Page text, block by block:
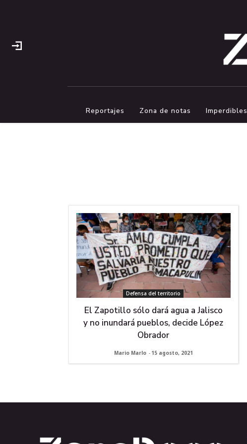
Reportajes Zona de notas Imperdibles
Defensa del territorio
El Zapotillo sólo dará agua a Jalisco
y no inundará pueblos, decide López
Obrador
Mario Marlo - 15 agosto, 2021